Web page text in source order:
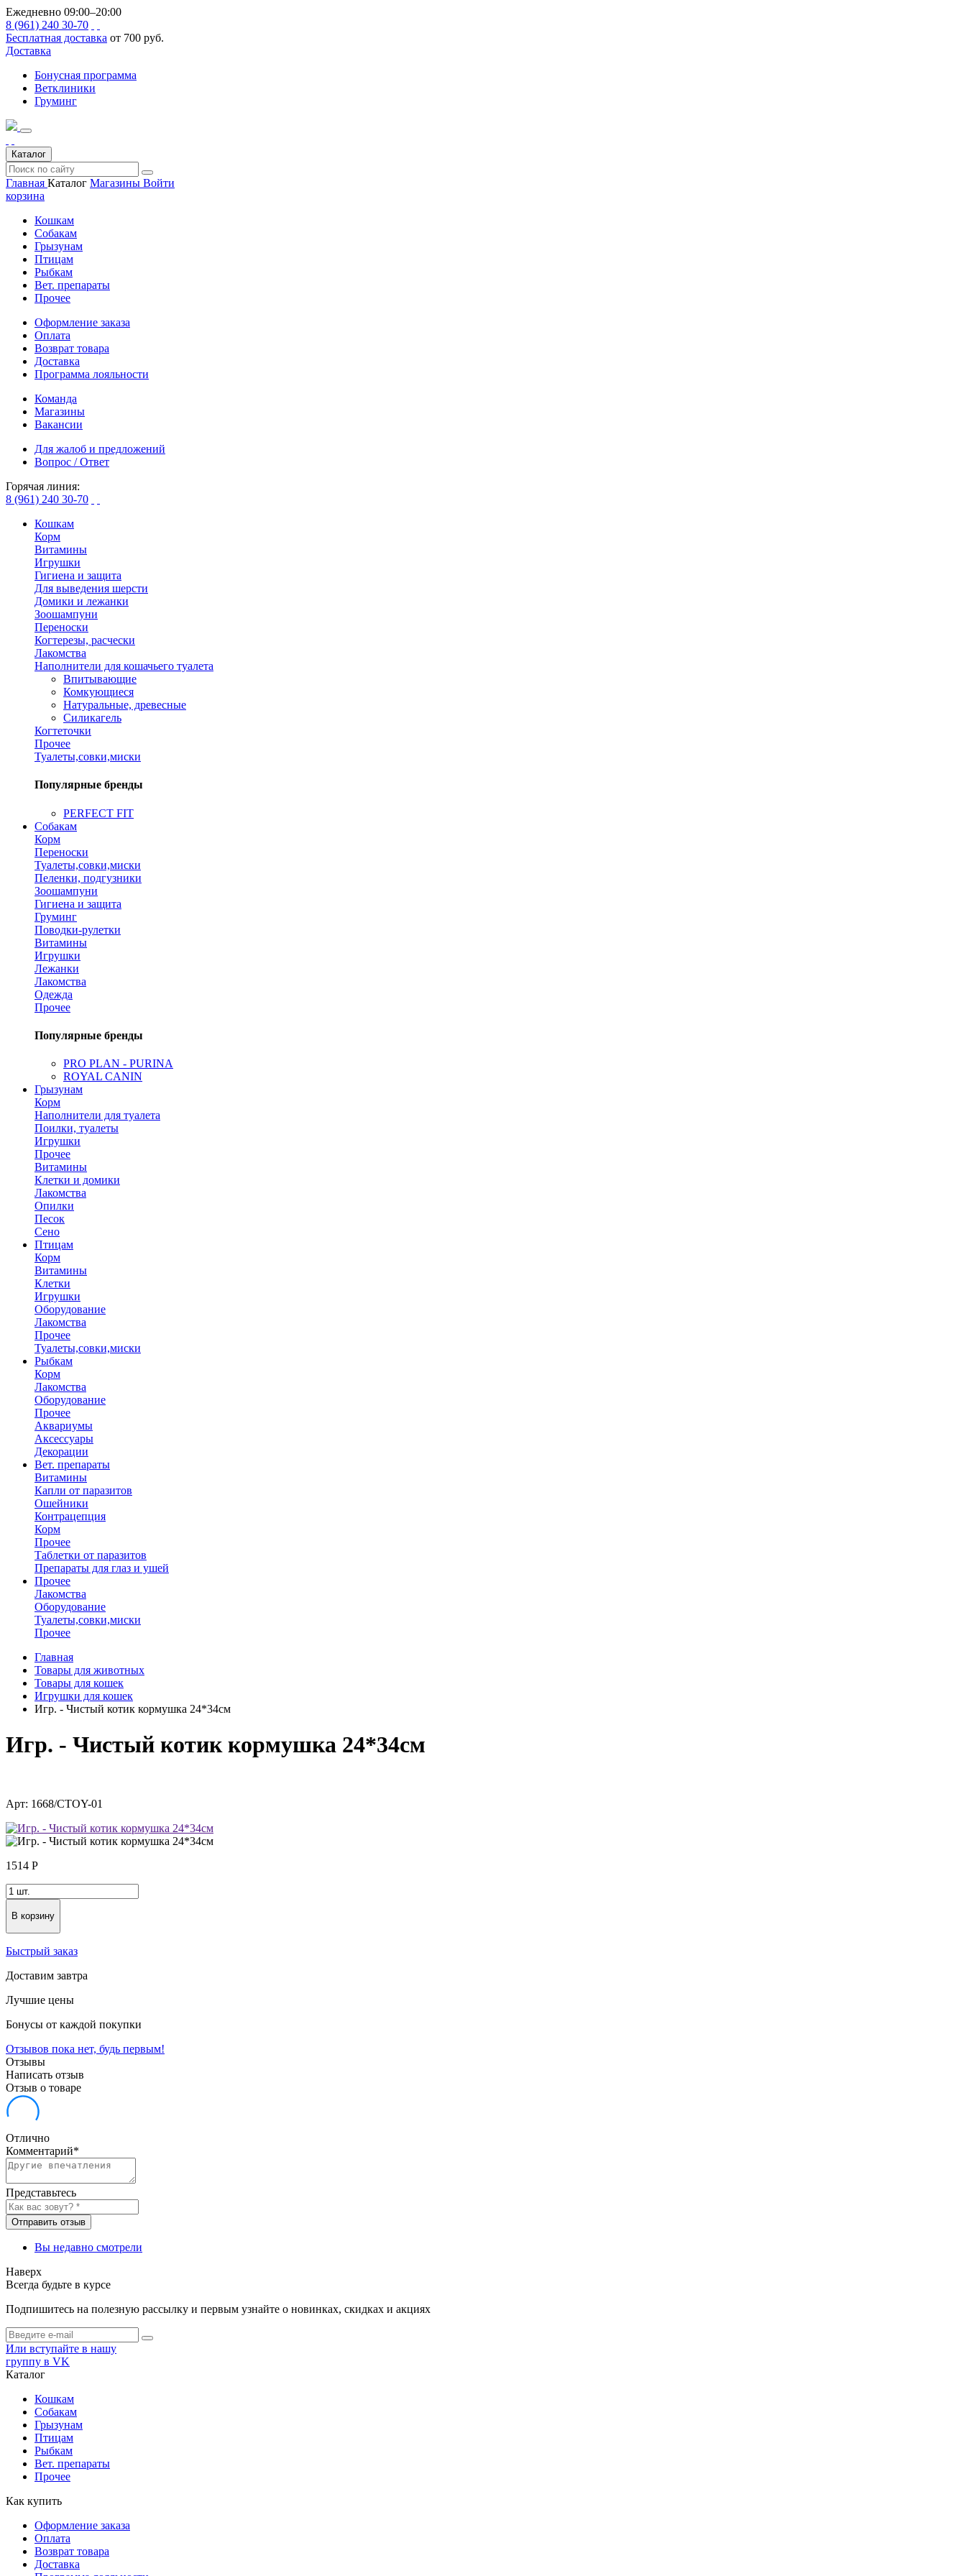
Ежедневно 09:00–20:00
8 (961) 240 30-70
Бесплатная доставка от 700 руб.
Доставка
Бонусная программа
Ветклиники
Груминг
Каталог
Главная Каталог Магазины Войти
корзина
Кошкам
Собакам
Грызунам
Птицам
Рыбкам
Вет. препараты
Прочее
Оформление заказа
Оплата
Возврат товара
Доставка
Программа лояльности
Команда
Магазины
Вакансии
Для жалоб и предложений
Вопрос / Ответ
Горячая линия:
8 (961) 240 30-70
Кошкам
Корм
Витамины
Игрушки
Гигиена и защита
Для выведения шерсти
Домики и лежанки
Зоошампуни
Переноски
Когтерезы, расчески
Лакомства
Наполнители для кошачьего туалета
Впитывающие
Комкующиеся
Натуральные, древесные
Силикагель
Когтеточки
Прочее
Туалеты,совки,миски
Популярные бренды
PERFECT FIT
Собакам
Корм
Переноски
Туалеты,совки,миски
Пеленки, подгузники
Зоошампуни
Гигиена и защита
Груминг
Поводки-рулетки
Витамины
Игрушки
Лежанки
Лакомства
Одежда
Прочее
Популярные бренды
PRO PLAN - PURINA
ROYAL CANIN
Грызунам
Корм
Наполнители для туалета
Поилки, туалеты
Игрушки
Прочее
Витамины
Клетки и домики
Лакомства
Опилки
Песок
Сено
Птицам
Корм
Витамины
Клетки
Игрушки
Оборудование
Лакомства
Прочее
Туалеты,совки,миски
Рыбкам
Корм
Лакомства
Оборудование
Прочее
Аквариумы
Аксессуары
Декорации
Вет. препараты
Витамины
Капли от паразитов
Ошейники
Контрацепция
Корм
Прочее
Таблетки от паразитов
Препараты для глаз и ушей
Прочее
Лакомства
Оборудование
Туалеты,совки,миски
Прочее
Главная
Товары для животных
Товары для кошек
Игрушки для кошек
Игр. - Чистый котик кормушка 24*34см
Игр. - Чистый котик кормушка 24*34см
Арт: 1668/CTOY-01
1514 Р
В корзину
Быстрый заказ
Доставим завтра
Лучшие цены
Бонусы от каждой покупки
Отзывов пока нет, будь первым!
Отзывы
Написать отзыв
Отзыв о товаре
Отлично
Комментарий*
Представьтесь
Отправить отзыв
Вы недавно смотрели
Наверх
Всегда будьте в курсе
Подпишитесь на полезную рассылку и первым узнайте о новинках, скидках и акциях
Или вступайте в нашу
группу в VK
Каталог
Кошкам
Собакам
Грызунам
Птицам
Рыбкам
Вет. препараты
Прочее
Как купить
Оформление заказа
Оплата
Возврат товара
Доставка